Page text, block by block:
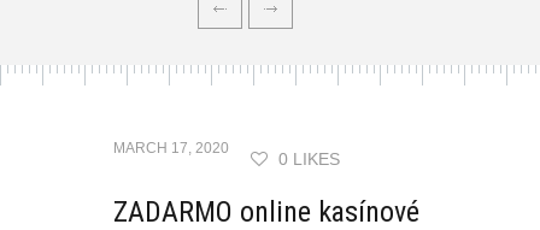
MARCH 17, 2020
0 LIKES
ZADARMO online kasínové